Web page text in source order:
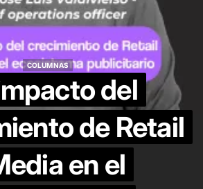
COLUMNAS
del
de Retail
en el